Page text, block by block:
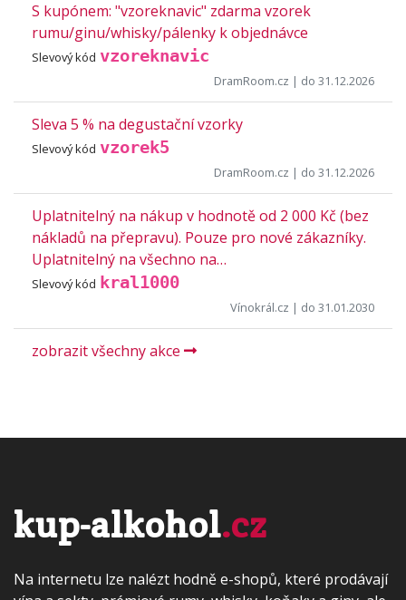
S kupónem: "vzoreknavic" zdarma vzorek
rumu/ginu/whisky/pálenky k objednávce
Slevový kód vzoreknavic
DramRoom.cz | do 31.12.2026
Sleva 5 % na degustační vzorky
Slevový kód vzorek5
DramRoom.cz | do 31.12.2026
Uplatnitelný na nákup v hodnotě od 2 000 Kč (bez
nákladů na přepravu). Pouze pro nové zákazníky.
Uplatnitelný na všechno na…
Slevový kód kral1000
Vínokrál.cz | do 31.01.2030
zobrazit všechny akce
kup-alkohol.cz
Na internetu lze nalézt hodně e-shopů, které prodávají